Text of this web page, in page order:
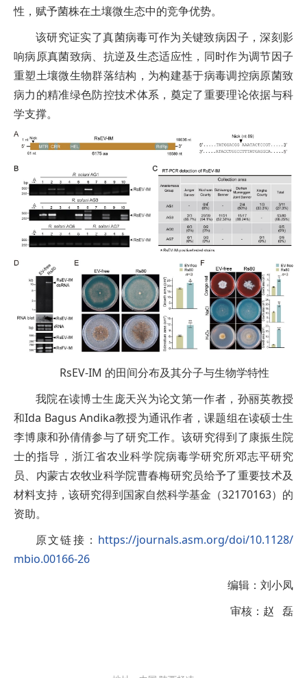
性，赋予菌株在土壤微生态中的竞争优势。
该研究证实了真菌病毒可作为关键致病因子，深刻影
响病原真菌致病、抗逆及生态适应性，同时作为调节因子
重塑土壤微生物群落结构，为构建基于病毒调控病原菌致
病力的精准绿色防控技术体系，奠定了重要理论依据与科
学支撑。
RsEV-IM 的田间分布及其分子与生物学特性
我院在读博士生庞天兴为论文第一作者，孙丽英教授
和Ida Bagus Andika教授为通讯作者，课题组在读硕士生
李博康和孙倩倩参与了研究工作。该研究得到了康振生院
士的指导，浙江省农业科学院病毒学研究所邓志平研究
员、内蒙古农牧业科学院曹春梅研究员给予了重要技术及
材料支持，该研究得到国家自然科学基金（32170163）的
资助。
原文链接： https://journals.asm.org/doi/10.1128/
mbio.00166-26
编辑：刘小凤
审核：赵 磊